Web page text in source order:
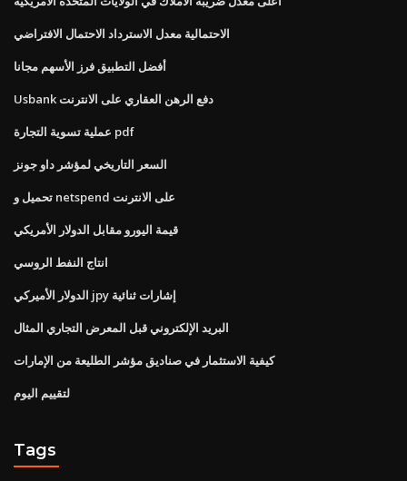
الاحتمالية معدل الاسترداد الاحتمال الافتراضي
أفضل التطبيق فرز الأسهم مجانا
Usbank دفع الرهن العقاري على الانترنت
عملية تسوية التجارة pdf
السعر التاريخي لمؤشر داو جونز
تحميل و netspend على الانترنت
قيمة اليورو مقابل الدولار الأمريكي
انتاج النفط الروسي
الدولار الأميركي jpy إشارات ثنائية
البريد الإلكتروني قبل المعرض التجاري المثال
كيفية الاستثمار في صناديق مؤشر الطليعة من الإمارات
لتقييم اليوم
Tags